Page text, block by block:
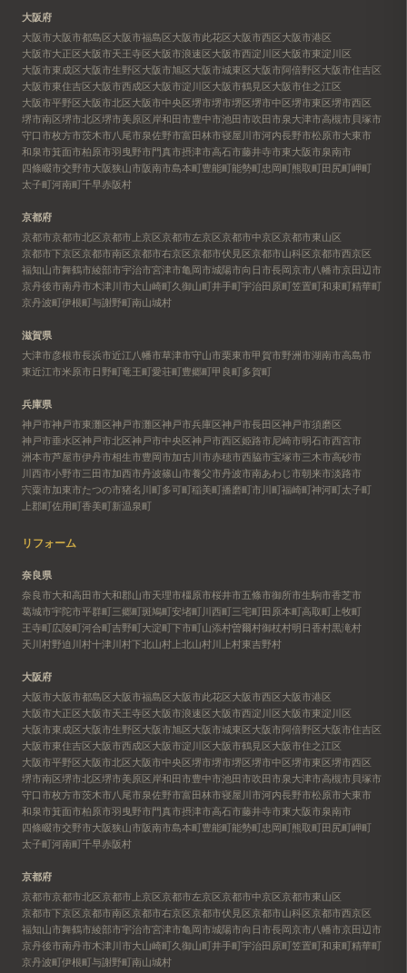
大阪府
大阪市大阪市都島区大阪市福島区大阪市此花区大阪市西区大阪市港区
大阪市大正区大阪市天王寺区大阪市浪速区大阪市西淀川区大阪市東淀川区
大阪市東成区大阪市生野区大阪市旭区大阪市城東区大阪市阿倍野区大阪市住吉区
大阪市東住吉区大阪市西成区大阪市淀川区大阪市鶴見区大阪市住之江区
大阪市平野区大阪市北区大阪市中央区堺市堺市堺区堺市中区堺市東区堺市西区
堺市南区堺市北区堺市美原区岸和田市豊中市池田市吹田市泉大津市高槻市 貝塚市
守口市枚方市茨木市八尾市泉佐野市富田林市寝屋川市河内長野市松原市大東市
和泉市箕面市柏原市羽曳野市門真市摂津市高石市藤井寺市東大阪市泉南市
四條畷市交野市大阪狭山市阪南市島本町豊能町能勢町忠岡町熊取町田尻町岬町
太子町河南町千早赤阪村
京都府
京都市京都市北区京都市上京区京都市左京区京都市中京区京都市東山区
京都市下京区京都市南区京都市右京区京都市伏見区京都市山科区京都市西京区
福知山市舞鶴市綾部市宇治市宮津市亀岡市城陽市向日市長岡京市八幡市京田辺市
京丹後市南丹市木津川市大山崎町久御山町井手町宇治田原町笠置町和束町精華町
京丹波町伊根町与謝野町南山城村
滋賀県
大津市彦根市長浜市近江八幡市草津市守山市栗東市甲賀市野洲市湖南市高島市
東近江市米原市日野町竜王町愛荘町豊郷町甲良町多賀町
兵庫県
神戸市神戸市東灘区神戸市灘区神戸市兵庫区神戸市長田区神戸市須磨区
神戸市垂水区神戸市北区神戸市中央区神戸市西区姫路市尼崎市明石市西宮市
洲本市芦屋市伊丹市相生市豊岡市加古川市赤穂市西脇市宝塚市三木市高砂市
川西市小野市三田市加西市丹波篠山市養父市丹波市南あわじ市朝来市淡路市
宍粟市加東市たつの市猪名川町多可町稲美町播磨町市川町福崎町神河町太子町
上郡町佐用町香美町新温泉町
リフォーム
奈良県
奈良市大和高田市大和郡山市天理市橿原市桜井市五條市御所市生駒市香芝市
葛城市宇陀市平群町三郷町斑鳩町安堵町川西町三宅町田原本町高取町 上牧町
王寺町広陵町河合町吉野町大淀町下市町山添村曽爾村御杖村明日香村黒滝村
天川村野迫川村十津川村下北山村 上北山村川上村東吉野村
大阪府
大阪市大阪市都島区大阪市福島区大阪市此花区大阪市西区大阪市港区
大阪市大正区大阪市天王寺区大阪市浪速区大阪市西淀川区大阪市東淀川区
大阪市東成区大阪市生野区大阪市旭区大阪市城東区大阪市阿倍野区大阪市住吉区
大阪市東住吉区大阪市西成区大阪市淀川区大阪市鶴見区大阪市住之江区
大阪市平野区大阪市北区大阪市中央区堺市堺市堺区堺市中区堺市東区堺市西区
堺市南区堺市北区堺市美原区岸和田市豊中市池田市吹田市泉大津市高槻市 貝塚市
守口市枚方市茨木市八尾市泉佐野市富田林市寝屋川市河内長野市松原市大東市
和泉市箕面市柏原市羽曳野市門真市摂津市高石市藤井寺市東大阪市泉南市
四條畷市交野市大阪狭山市阪南市島本町豊能町能勢町忠岡町熊取町田尻町岬町
太子町河南町千早赤阪村
京都府
京都市京都市北区京都市上京区京都市左京区京都市中京区京都市東山区
京都市下京区京都市南区京都市右京区京都市伏見区京都市山科区京都市西京区
福知山市舞鶴市綾部市宇治市宮津市亀岡市城陽市向日市長岡京市八幡市京田辺市
京丹後市南丹市木津川市大山崎町久御山町井手町宇治田原町笠置町和束町精華町
京丹波町伊根町与謝野町南山城村